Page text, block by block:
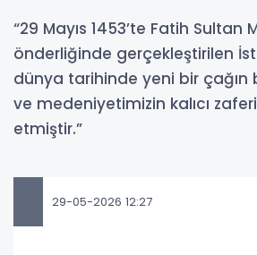
“29 Mayıs 1453’te Fatih Sultan
önderliğinde gerçekleştirilen
dünya tarihinde yeni bir çağın
ve medeniyetimizin kalıcı
etmiştir.”
29-05-2026 12:27